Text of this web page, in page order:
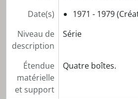
Date(s)
1971 - 1979
Niveau de
description
Série
Étendue
matérielle
et support
Quatre boîtes.